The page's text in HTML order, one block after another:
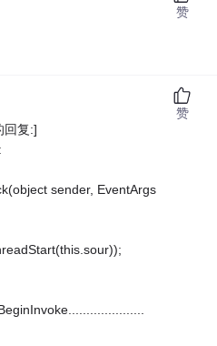
赞
回复:]
sender, EventArgs
赞